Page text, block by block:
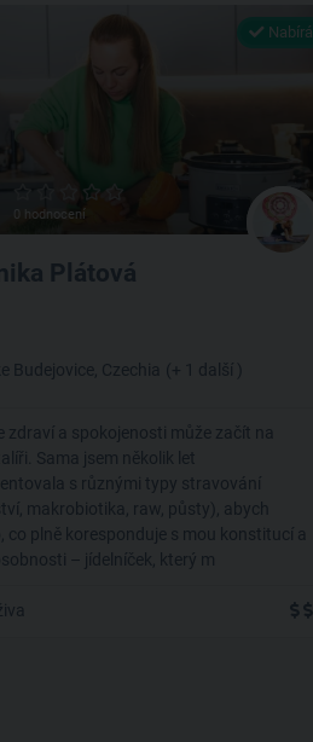
Nabírá
0 hodnocení
Plátová
Budejovice, Czechia (+ 1 další )
zdraví a spokojenosti může začít na
Sama jsem několik let
s různými typy stravování
makrobiotika, raw, půsty), abych
co plně koresponduje s mou konstitucí a
– jídelníček, který m